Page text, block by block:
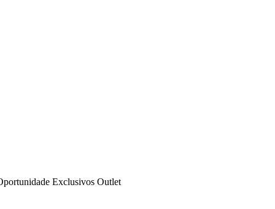
Exclusivos Outlet